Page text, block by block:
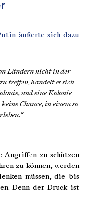
äußerte sich dazu
Ländern nicht in der
treffen, handelt es sich
und eine Kolonie
Chance, in einem so
Angriffen zu schützen
zu können, werden
müssen, die bis
Denn der Druck ist